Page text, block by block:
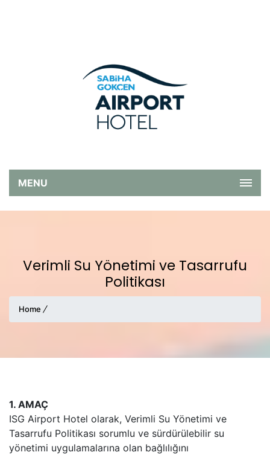
MENU
Verimli Su Yönetimi ve Tasarrufu
Politikası
Home
1. AMAÇ
ISG Airport Hotel olarak, Verimli Su Yönetimi ve
Tasarrufu Politikası sorumlu ve sürdürülebilir su
yönetimi uygulamalarına olan bağlılığını